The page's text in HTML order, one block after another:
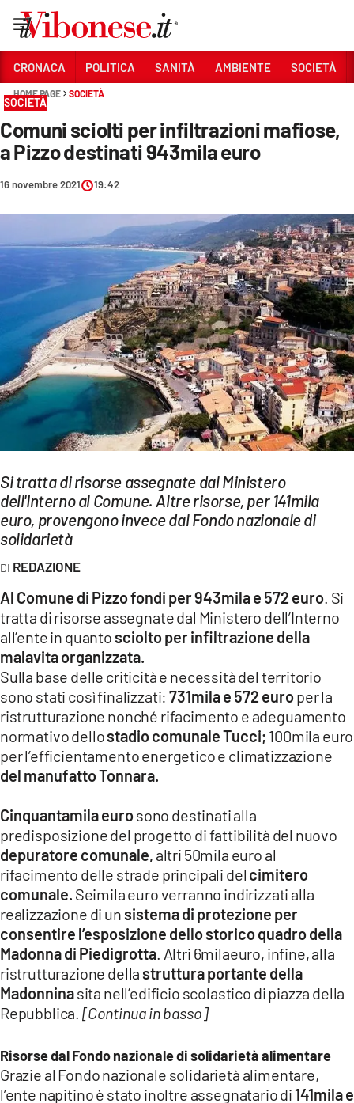
Sezioni
CRONACA
POLITICA
SANITÀ
CULTURA
ECONOMIA E LAVORO
EVENTI
SPORT
Streaming
LAC NETWORK
LAC ONAIR
Network
LACPLAY.IT
LACTV.IT
LACONAIR.IT
LACITYMAG.IT
ILREGGINO.IT
ILVIBONESE.IT
CATANZAROCHANNEL.IT
LACAPITALENEWS.IT
App
ANDROID
APPLE
CRONACA POLITICA SANITÀ AMBIENTE SOCIETÀ
HOME PAGE SOCIETÀ
SOCIETÀ
Comuni sciolti per infiltrazioni mafiose,
a Pizzo destinati 943mila euro
16 novembre 2021 19:42
Si tratta di risorse assegnate dal Ministero
dell'Interno al Comune. Altre risorse, per 141mila
euro, provengono invece dal Fondo nazionale di
solidarietà
REDAZIONE
Al Comune di Pizzo fondi per 943mila e 572 euro. Si
tratta di risorse assegnate dal Ministero dell’Interno
all’ente in quanto sciolto per infiltrazione della
malavita organizzata.
Sulla base delle criticità e necessità del territorio
sono stati così finalizzati:731mila e 572 europer la
ristrutturazione nonché rifacimento e adeguamento
normativo dellostadio comunale Tucci; 100mila euro
per l’efficientamento energetico e climatizzazione
del manufatto Tonnara.
Cinquantamila eurosono destinati alla
predisposizione del progetto di fattibilità del nuovo
depuratore comunale, altri 50mila euro al
rifacimento delle strade principali del cimitero
comunale. Seimila euro verranno indirizzati alla
realizzazione di un sistema di protezione per
consentire l’esposizione dello storico quadro della
Madonna di Piedigrotta. Altri 6milaeuro, infine, alla
ristrutturazione della struttura portante della
Madonninasita nell’edificio scolastico di piazza della
Repubblica. [Continua in basso]
Risorse dal Fondo nazionale di solidarietà alimentare
Grazie al Fondo nazionale solidarietà alimentare,
l’ente napitino è stato inoltre assegnatario di 141mila e